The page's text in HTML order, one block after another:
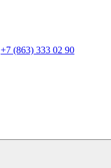
+7 (863) 333 02 90